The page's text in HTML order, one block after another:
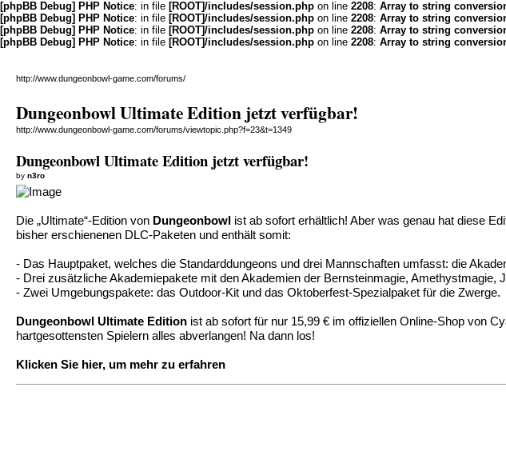
[phpBB Debug] PHP Notice: in file [ROOT]/includes/session.php on line 2208: Array to string
[phpBB Debug] PHP Notice: in file [ROOT]/includes/session.php on line 2208: Array to string
[phpBB Debug] PHP Notice: in file [ROOT]/includes/session.php on line 2208: Array to string
[phpBB Debug] PHP Notice: in file [ROOT]/includes/session.php on line 2208: Array to string
http://www.dungeonbowl-game.com/forums/
Dungeonbowl Ultimate Edition jetzt verfügbar!
http://www.dungeonbowl-game.com/forums/viewtopic.php?f=23&t=1349
Dungeonbowl Ultimate Edition jetzt verfügbar!
by n3ro
Die „Ultimate“-Edition von Dungeonbowl ist ab sofort erhältlich! Aber was genau hat diese
bisher erschienenen DLC-Paketen und enthält somit:
- Das Hauptpaket, welches die Standarddungeons und drei Mannschaften umfasst: die
- Drei zusätzliche Akademiepakete mit den Akademien der Bernsteinmagie,
- Zwei Umgebungspakete: das Outdoor-Kit und das Oktoberfest-Spezialpaket für die Zwerge.
Dungeonbowl Ultimate Edition ist ab sofort für nur 15,99 € im offiziellen Online-Shop von
hartgesottensten Spielern alles abverlangen! Na dann los!
Klicken Sie hier, um mehr zu erfahren